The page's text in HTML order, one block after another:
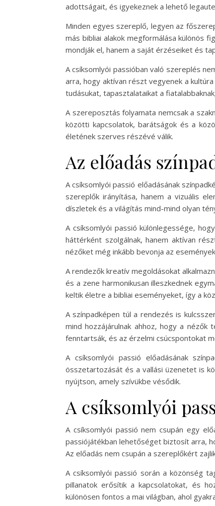
adottságait, és igyekeznek a lehető
Minden egyes szereplő, legyen az
más bibliai alakok megformálása különös
mondják el, hanem a saját érzéseiket és
A csíksomlyói passióban való szereplés
arra, hogy aktívan részt vegyenek a
tudásukat, tapasztalataikat a
A szereposztás folyamata nemcsak a
közötti kapcsolatok, barátságok és a
életének szerves részévé válik.
Az előadás
A csíksomlyói passió előadásának
szereplők irányítása, hanem a vizuális
díszletek és a világítás mind-mind olyan
A csíksomlyói passió különlegessége,
háttérként szolgálnak, hanem aktívan
nézőket még inkább bevonja az
A rendezők kreatív megoldásokat
és a zene harmonikusan illeszkednek
keltik életre a bibliai eseményeket, így a
A színpadképen túl a rendezés is
mind hozzájárulnak ahhoz, hogy a
fenntartsák, és az érzelmi csúcspontokat
A csíksomlyói passió előadásának
összetartozását és a vallási üzenetet is
nyújtson, amely szívükbe vésődik.
A csíksomlyói
A csíksomlyói passió nem csupán egy
passiójátékban lehetőséget biztosít arra,
Az előadás nem csupán a szereplőkért
A csíksomlyói passió során a közönség
pillanatok erősítik a kapcsolatokat, és
különösen fontos a mai világban, ahol